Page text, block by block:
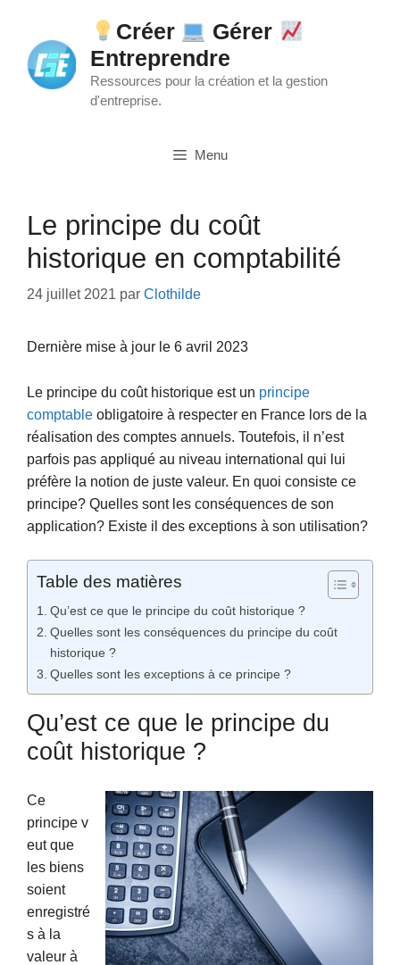
contenu
Créer
Gérer
Entreprendre
Ressources pour la création et la gestion
d'entreprise.
Menu
Le principe du coût
historique en comptabilité
24 juillet 2021 par Clothilde
Dernière mise à jour le 6 avril 2023
Le principe du coût historique est un principe
comptable obligatoire à respecter en France lors de la
réalisation des comptes annuels. Toutefois, il n’est
parfois pas appliqué au niveau international qui lui
préfère la notion de juste valeur. En quoi consiste ce
principe? Quelles sont les conséquences de son
application? Existe il des exceptions à son utilisation?
Table des matières
Qu’est ce que le principe du coût historique ?
Quelles sont les conséquences du principe du coût
historique ?
Quelles sont les exceptions à ce principe ?
Qu’est ce que le principe du
coût historique ?
Ce
principe v
eut que
les biens
soient
enregistré
s à la
valeur à